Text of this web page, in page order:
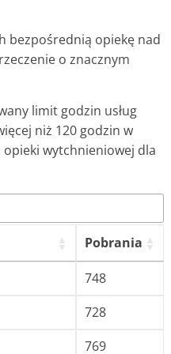
bezpośrednią opiekę nad
o znacznym
limit godzin usług
niż 120 godzin w
opieki wytchnieniowej dla
Pobrania
748
728
769